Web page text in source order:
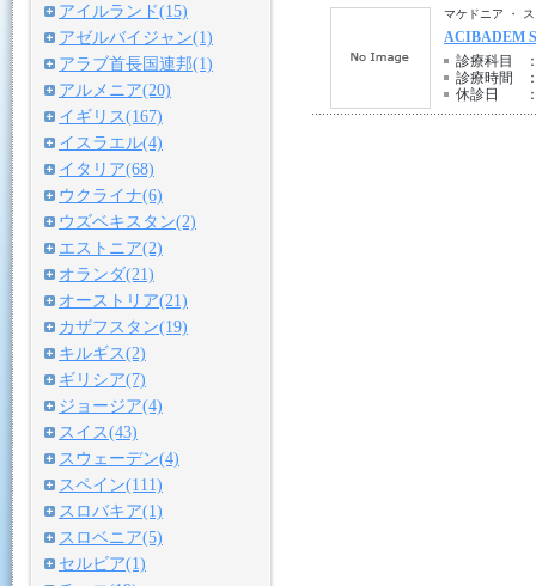
マケドニア ・
ACIBADEM
診療科目
診療時間
休診日
アイルランド(15)
アゼルバイジャン(1)
アラブ首長国連邦(1)
アルメニア(20)
イギリス(167)
イスラエル(4)
イタリア(68)
ウクライナ(6)
ウズベキスタン(2)
エストニア(2)
オランダ(21)
オーストリア(21)
カザフスタン(19)
キルギス(2)
ギリシア(7)
ジョージア(4)
スイス(43)
スウェーデン(4)
スペイン(111)
スロバキア(1)
スロベニア(5)
セルビア(1)